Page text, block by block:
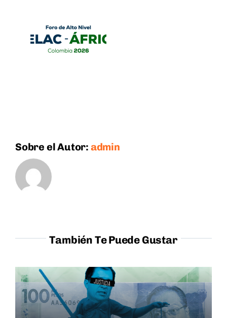
Sobre el Autor: admin
También Te Puede Gustar